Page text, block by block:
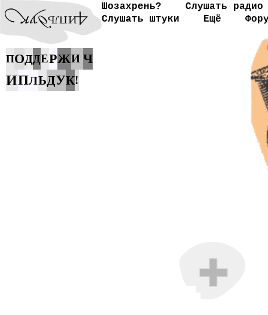
Шозахрень?
Слушать радио
Слушать штуки
Ещё
ПОДДЕРЖИ Ч
ИПЛЬДУК!